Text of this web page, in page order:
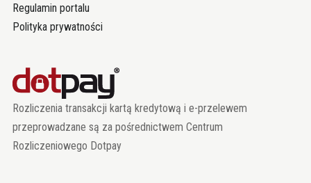
Regulamin portalu
Polityka prywatności
Rozliczenia transakcji kartą kredytową i e-przelewem
przeprowadzane są za pośrednictwem Centrum
Rozliczeniowego Dotpay